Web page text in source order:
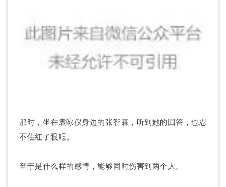
那时，坐在袁咏仪身边的张智霖，听到她的回答，也忍
不住红了眼眶。
至于是什么样的感情，能够同时伤害到两个人。